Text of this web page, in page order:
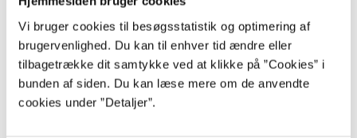
Vi bruger cookies til besøgsstatistik og optimering af
brugervenlighed. Du kan til enhver tid ændre eller
tilbagetrække dit samtykke ved at klikke på ”Cookies” i
bunden af siden. Du kan læse mere om de anvendte
cookies under ”Detaljer”.
Alle registrerede artikler fordelt på udgivelser
...